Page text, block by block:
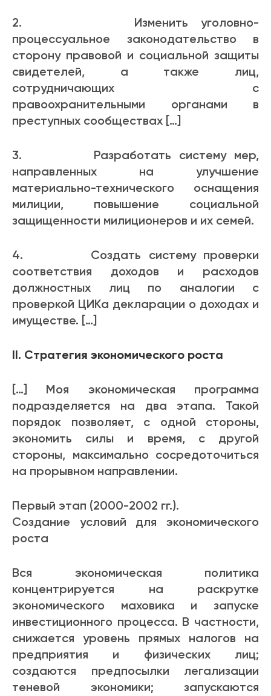
2. Изменить уголовно-
процессуальное законодательство в
сторону правовой и социальной защиты
свидетелей, а также лиц,
сотрудничающих с
правоохранительными органами в
преступных сообществах […]
3. Разработать систему мер,
направленных на улучшение
материально-технического оснащения
милиции, повышение социальной
защищенности милиционеров и их семей.
4. Создать систему проверки
соответствия доходов и расходов
должностных лиц по аналогии с
проверкой ЦИКа декларации о доходах и
имуществе. […]
II. Стратегия экономического роста
[…] Моя экономическая программа
подразделяется на два этапа. Такой
порядок позволяет, с одной стороны,
экономить силы и время, с другой
стороны, максимально сосредоточиться
на прорывном направлении.
Первый этап (2000-2002 гг.).
Создание условий для экономического
роста
Вся экономическая политика
концентрируется на раскрутке
экономического маховика и запуске
инвестиционного процесса. В частности,
снижается уровень прямых налогов на
предприятия и физических лиц;
создаются предпосылки легализации
теневой экономики; запускаются